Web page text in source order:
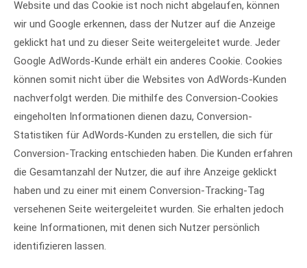
Website und das Cookie ist noch nicht abgelaufen, können
wir und Google erkennen, dass der Nutzer auf die Anzeige
geklickt hat und zu dieser Seite weitergeleitet wurde. Jeder
Google AdWords-Kunde erhält ein anderes Cookie. Cookies
können somit nicht über die Websites von AdWords-Kunden
nachverfolgt werden. Die mithilfe des Conversion-Cookies
eingeholten Informationen dienen dazu, Conversion-
Statistiken für AdWords-Kunden zu erstellen, die sich für
Conversion-Tracking entschieden haben. Die Kunden erfahren
die Gesamtanzahl der Nutzer, die auf ihre Anzeige geklickt
haben und zu einer mit einem Conversion-Tracking-Tag
versehenen Seite weitergeleitet wurden. Sie erhalten jedoch
keine Informationen, mit denen sich Nutzer persönlich
identifizieren lassen.